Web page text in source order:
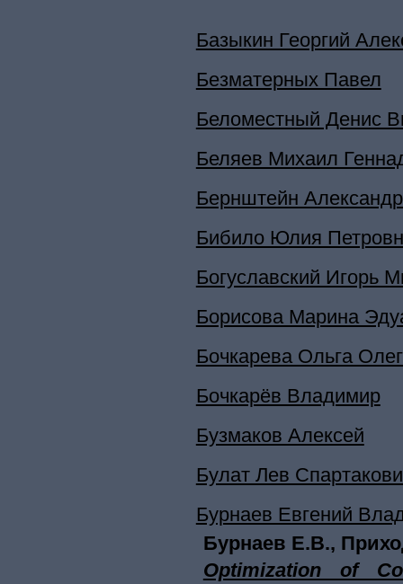
Базыкин Георгий
Безматерных Павел
Беломестный Денис
Беляев Михаил
Бернштейн
Бибило Юлия
Богуславский Игорь
Борисова Марина
Бочкарева Ольга
Бочкарёв Владимир
Бузмаков Алексей
Булат Лев
Бурнаев Евгений
Бурнаев Е.В.,
Optimization of